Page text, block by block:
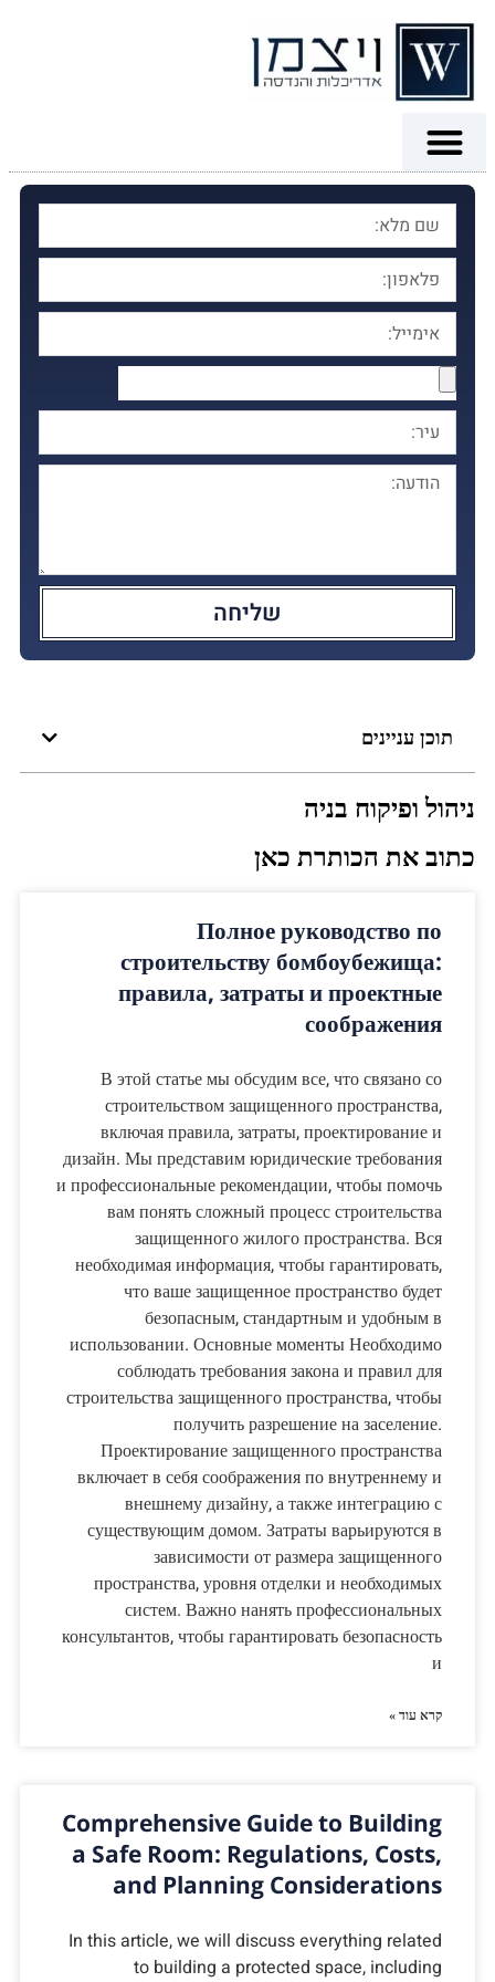
שליחה
תוכן עניינים
ניהול ופיקוח בניה
כתוב את הכותרת כאן
Полное руководство по
строительству бомбоубежища:
правила, затраты и проектные
соображения
В этой статье мы обсудим все, что связано со
строительством защищенного пространства,
включая правила, затраты, проектирование и
дизайн. Мы представим юридические требования
и профессиональные рекомендации, чтобы помочь
вам понять сложный процесс строительства
защищенного жилого пространства. Вся
необходимая информация, чтобы гарантировать,
что ваше защищенное пространство будет
безопасным, стандартным и удобным в
использовании. Основные моменты Необходимо
соблюдать требования закона и правил для
строительства защищенного пространства, чтобы
получить разрешение на заселение.
Проектирование защищенного пространства
включает в себя соображения по внутреннему и
внешнему дизайну, а также интеграцию с
существующим домом. Затраты варьируются в
зависимости от размера защищенного
пространства, уровня отделки и необходимых
систем. Важно нанять профессиональных
консультантов, чтобы гарантировать безопасность
и
קרא עוד »
Comprehensive Guide to Building
a Safe Room: Regulations, Costs,
and Planning Considerations
In this article, we will discuss everything related
to building a protected space, including